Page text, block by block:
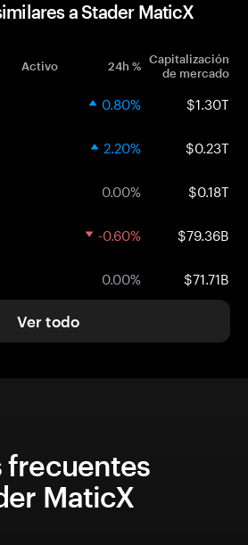
a Stader MaticX
Activo 24h % Capitalización
de mercado
0.80% $1.30T
2.20% $0.23T
0.00% $0.18T
-0.60% $79.36B
0.00% $71.71B
Ver todo
frecuentes
MaticX